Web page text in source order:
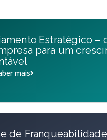
Estratégico –
para um
mais
de Franqueabilidade